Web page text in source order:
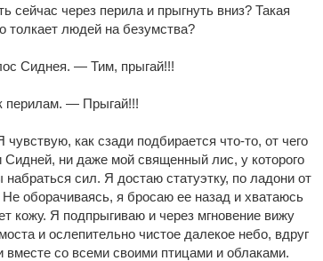
через перила и прыгнуть вниз? Такая
толкает людей на безумства?
Сиднея. — Тим, прыгай!!!
перилам. — Прыгай!!!
как сзади подбирается что-то, от чего
Сидней, ни даже мой священный лис, у которого
сил. Я достаю статуэтку, по ладони от
оборачиваясь, я бросаю ее назад и хватаюсь
кожу. Я подпрыгиваю и через мгновение вижу
и ослепительно чистое далекое небо, вдруг
вместе со всеми своими птицами и облаками.